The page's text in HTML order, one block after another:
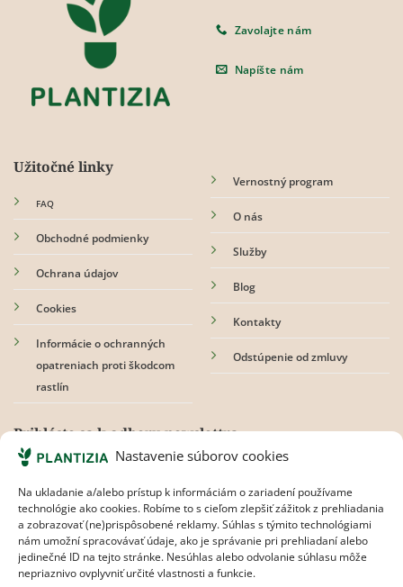
Nastavenie súborov cookies
Na ukladanie a/alebo prístup k informáciám o zariadení používame
technológie ako cookies. Robíme to s cieľom zlepšiť zážitok z prehliadania
a zobrazovať (ne)prispôsobené reklamy. Súhlas s týmito technológiami
nám umožní spracovávať údaje, ako je správanie pri prehliadaní alebo
jedinečné ID na tejto stránke. Nesúhlas alebo odvolanie súhlasu môže
nepriaznivo ovplyvniť určité vlastnosti a funkcie.
Zavolajte nám
Napíšte nám
Užitočné linky
FAQ
Obchodné podmienky
Ochrana údajov
Cookies
Informácie o ochranných
opatreniach proti škodcom
rastlín
Vernostný program
O nás
Služby
Blog
Kontakty
Odstúpenie od zmluvy
Prihláste sa k odberu newslettra
Súhlasím spravidlami ochrany osobných údajov.